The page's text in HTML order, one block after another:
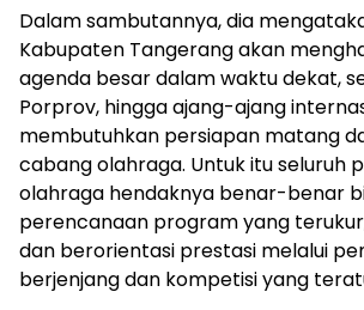
Dalam sambutannya, dia
Kabupaten Tangerang akan
agenda besar dalam waktu dekat,
Porprov, hingga ajang-ajang
membutuhkan persiapan matang
cabang olahraga. Untuk itu seluruh
olahraga hendaknya benar-benar
perencanaan program yang
dan berorientasi prestasi melalui
berjenjang dan kompetisi yang